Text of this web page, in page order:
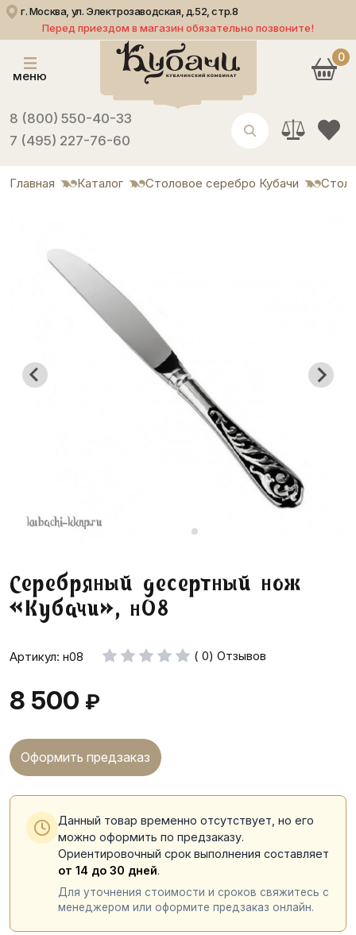
г. Москва, ул. Электрозаводская, д.52, стр.8
Перед приездом в магазин обязательно позвоните!
меню
8 (800) 550-40-33
7 (495) 227-76-60
0
Главная Каталог Столовое серебро Кубачи
Серебряный десертный нож
«Кубачи», н08
Артикул: н08 ( 0) Отзывов
8 500 ₽
Оформить предзаказ
Данный товар временно отсутствует, но его
можно оформить по предзаказу.
Ориентировочный срок выполнения составляет
от 14 до 30 дней.
Для уточнения стоимости и сроков свяжитесь с
менеджером или оформите предзаказ онлайн.